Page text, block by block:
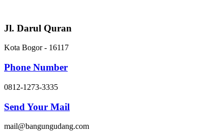
content
Jl. Darul Quran
Kota Bogor - 16117
Phone Number
0812-1273-3335
Send Your Mail
mail@bangungudang.com